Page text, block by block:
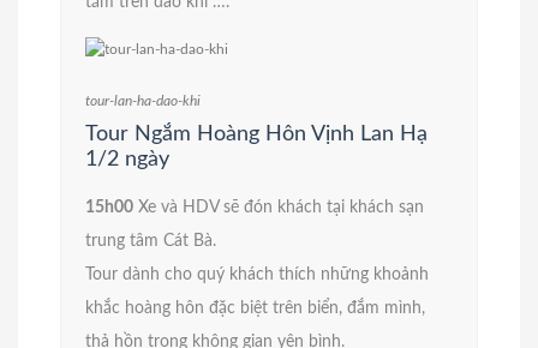
tour-lan-ha-dao-khi
Tour Ngắm Hoàng Hôn Vịnh Lan Hạ
1/2 ngày
15h00 Xe và HDV sẽ đón khách tại khách sạn
trung tâm Cát Bà.
Tour dành cho quý khách thích những khoảnh
khắc hoàng hôn đặc biệt trên biển, đắm mình,
thả hồn trong không gian yên bình.